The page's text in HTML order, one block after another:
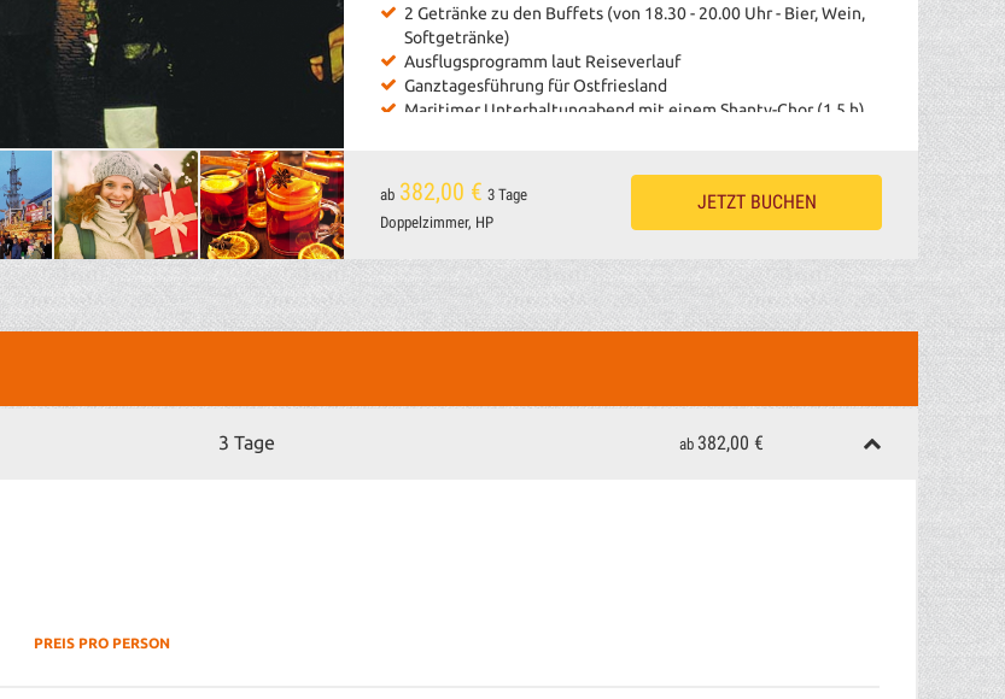
2 Getränke zu den Buffets (von 18.30 - 20.00 Uhr - Bier, Wein,
Softgetränke)
Ausflugsprogramm laut Reiseverlauf
Ganztagesführung für Ostfriesland
Maritimer Unterhaltungabend mit einem Shanty-Chor (1,5 h)
Besuch Lamberti-Markt Oldenburg
Besuch Weihnachtszauber Aurich
Besuch Lichtermeer Carolinensiel
Hinweise:
- Eventuelle City Tax ist vor Ort zahlbar
ab 382,00 € 3 Tage
Doppelzimmer, HP
JETZT BUCHEN
3 Tage ab 382,00 €
PREIS PRO PERSON